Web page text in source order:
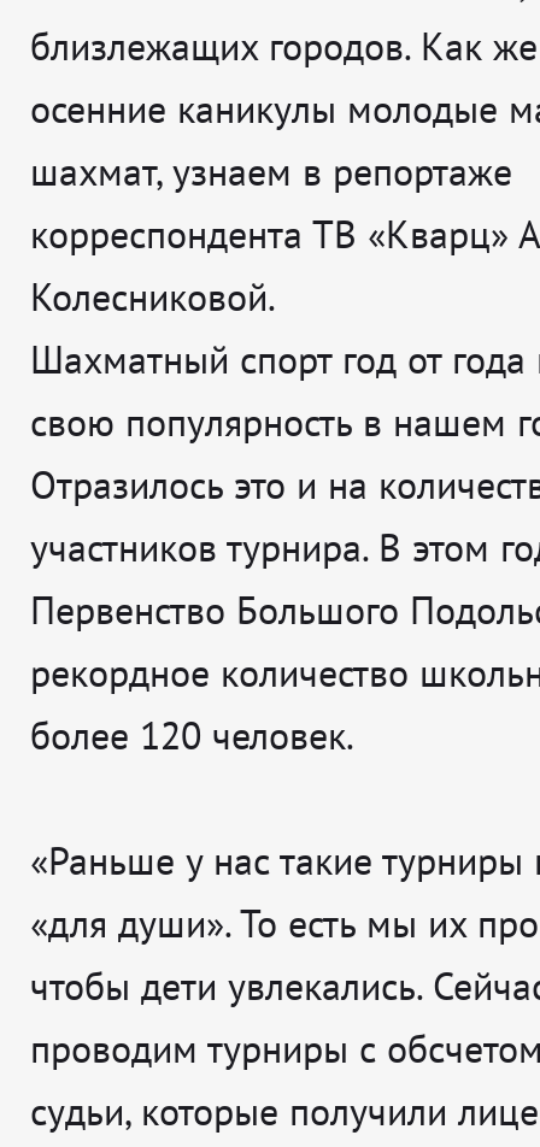
близлежащих городов. Как
осенние каникулы молодые
шахмат, узнаем в репортаже
корреспондента ТВ «Кварц»
Колесниковой.
Шахматный спорт год от года
свою популярность в нашем
Отразилось это и на
участников турнира. В этом
Первенство Большого
рекордное количество
более 120 человек.
«Раньше у нас такие турниры
«для души». То есть мы их
чтобы дети увлекались.
проводим турниры с
судьи, которые получили